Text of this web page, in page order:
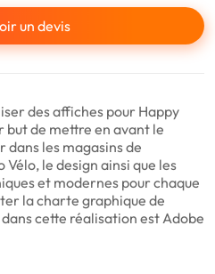
un devis
des affiches pour Happy
but de mettre en avant le
les magasins de
le design ainsi que les
et modernes pour chaque
la charte graphique de
cette réalisation est Adobe